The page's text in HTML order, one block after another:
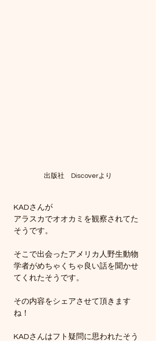
出版社　Discoverより
KADさんが
アラスカでオオカミを観察されてた
そうです。
そこで出会ったアメリカ人野生動物
学者がめちゃくちゃ良い話を聞かせ
てくれたそうです。
その内容をシェアさせて頂きます
ね！
KADさんはフト疑問に思われたそう